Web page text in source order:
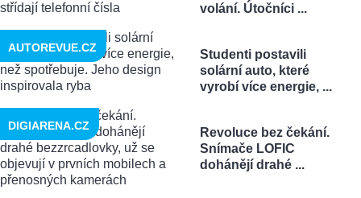
volání. Útočníci ...
Studenti postavili
solární auto, které
vyrobí více energie, ...
AUTOREVUE.CZ
Revoluce bez čekání.
Snímače LOFIC
dohánějí drahé ...
DIGIARENA.CZ